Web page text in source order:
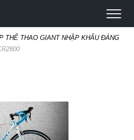
THỂ THAO GIANT NHẬP KHẨU ĐÁNG